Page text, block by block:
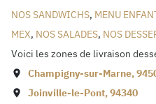
NOS SANDWICHS, MENU
MEX, NOS SALADES, NOS
Voici les zones de livraison
Champigny-sur-Marne,
Joinville-le-Pont,94340